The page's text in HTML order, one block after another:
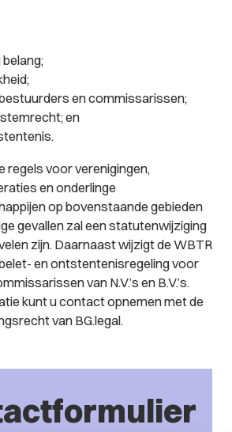
en commissarissen;
en
regels voor verenigingen,
en onderlinge
op bovenstaande gebieden
gevallen zal een statutenwijziging
zijn. Daarnaast wijzigt de WBTR
en ontstentenisregeling voor
van N.V.’s en B.V.’s.
kunt u contact opnemen met de
van BG.legal.